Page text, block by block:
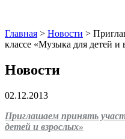
Главная > Новости >
классе «Музыка для детей и
Новости
02.12.2013
Приглашаем принять
детей и взрослых»